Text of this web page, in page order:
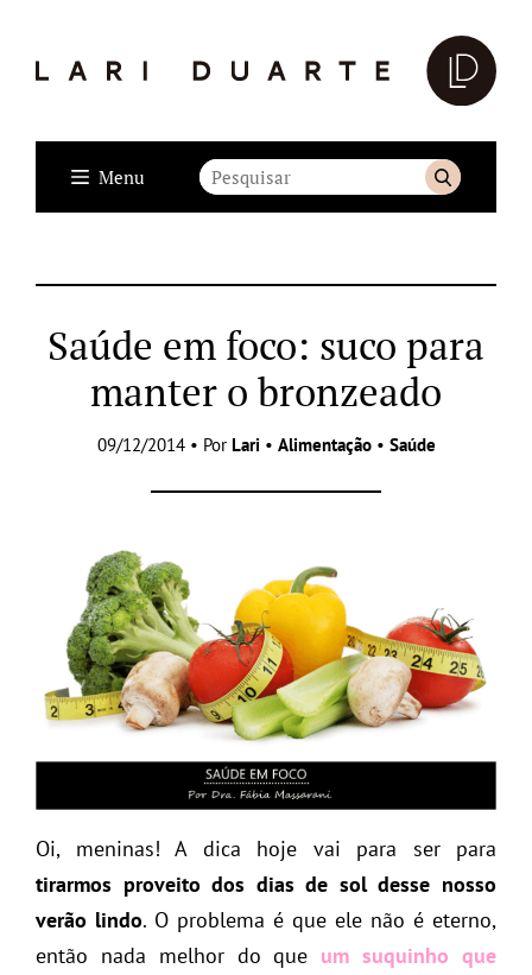
Menu
Saúde em foco: suco para
manter o bronzeado
09/12/2014 • Por Lari • Alimentação• Saúde
Oi, meninas! A dica hoje vai para ser para
tirarmos proveito dos dias de sol desse nosso
verão lindo. O problema é que ele não é eterno,
então nada melhor do que um suquinho que